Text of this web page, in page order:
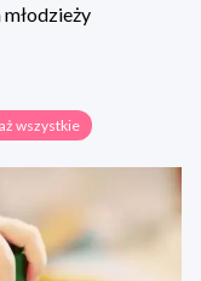
wszystkie